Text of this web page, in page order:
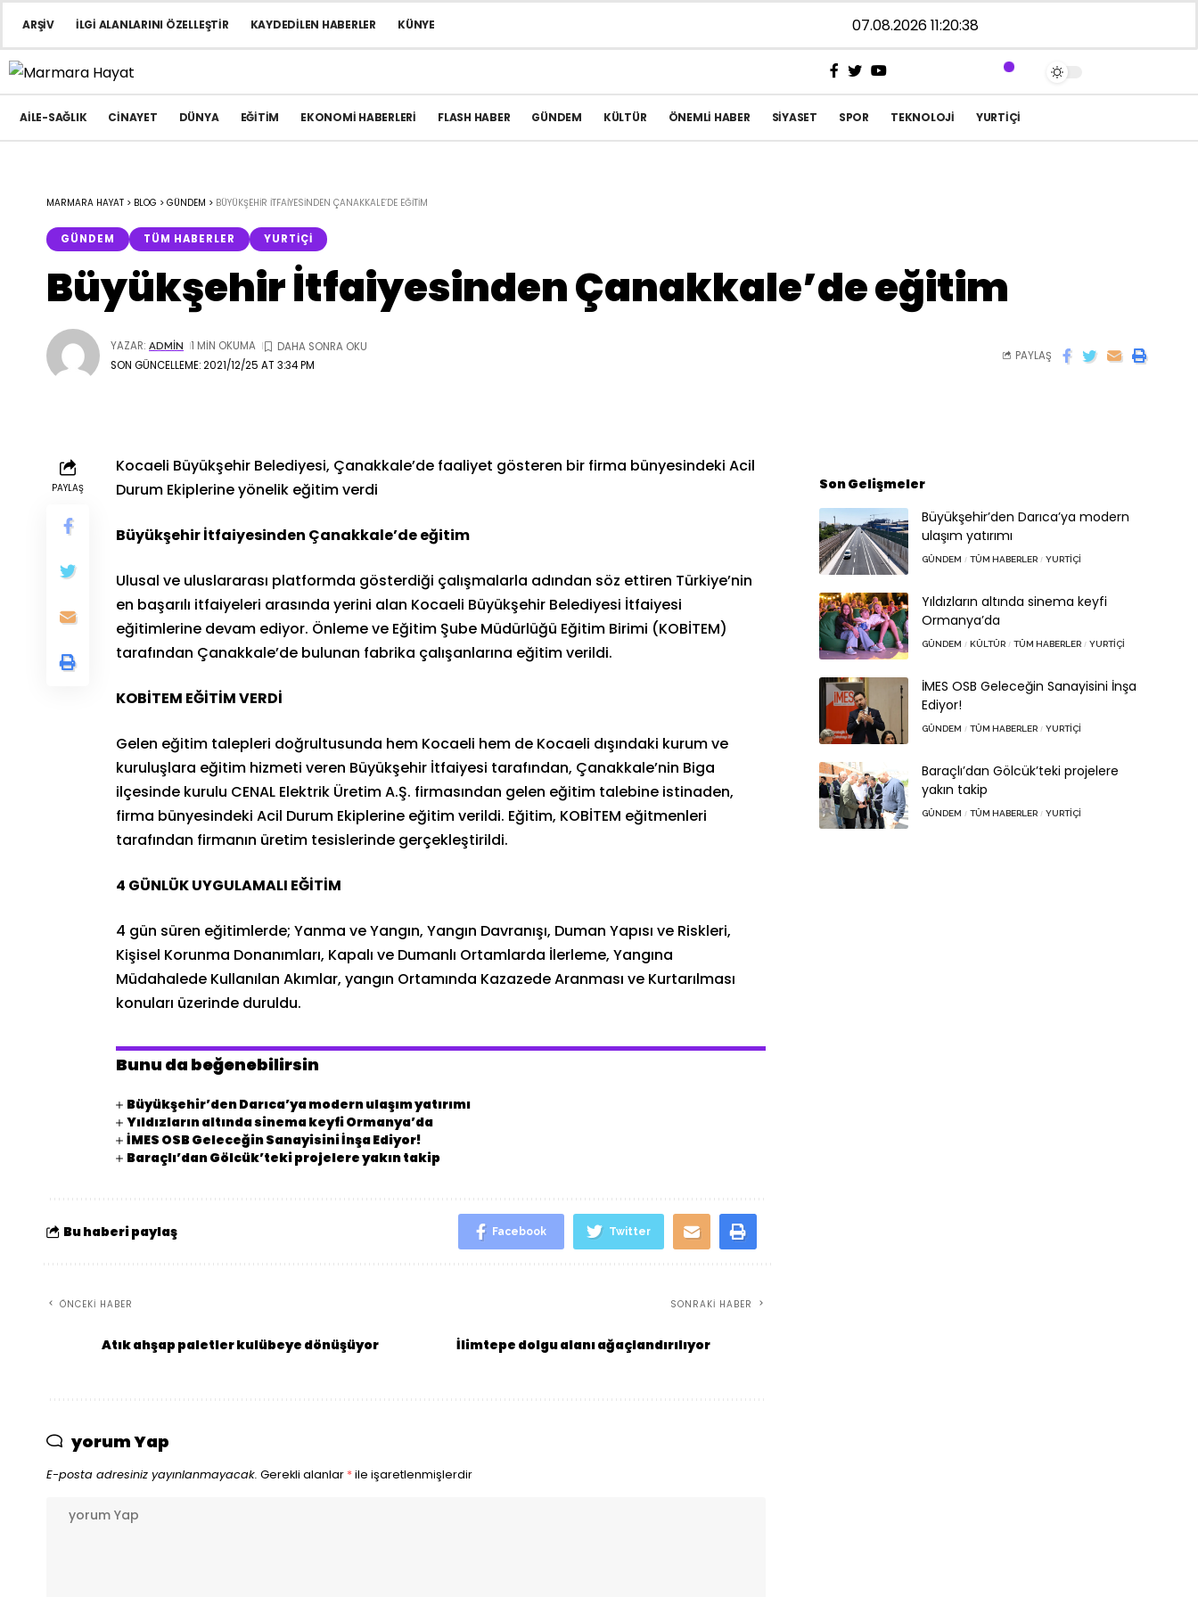
ARŞIV İLGI ALANLARINI ÖZELLEŞTIR KAYDEDILEN HABERLER KÜNYE 07.08.2026 11:20:38
AILE-SAĞLIK CINAYET DÜNYA EĞITIM EKONOMI HABERLERI FLASH HABER GÜNDEM KÜLTÜR ÖNEMLI HABER SIYASET SPOR TEKNOLOJI YURTIÇI
MARMARA HAYAT > BLOG > GÜNDEM > BÜYÜKŞEHIR İTFAIYESINDEN ÇANAKKALE’DE EĞITIM
GÜNDEM TÜM HABERLER YURTIÇI
Büyükşehir İtfaiyesinden Çanakkale’de eğitim
SON GÜNCELLEME: 2021/12/25 AT 3:34 PM
YAZAR: ADMIN 1 MIN OKUMA
PAYLAŞ
PAYLAŞ
Kocaeli Büyükşehir Belediyesi, Çanakkale’de faaliyet gösteren bir firma bünyesindeki Acil
Durum Ekiplerine yönelik eğitim verdi
Büyükşehir İtfaiyesinden Çanakkale’de eğitim
Ulusal ve uluslararası platformda gösterdiği çalışmalarla adından söz ettiren Türkiye’nin
en başarılı itfaiyeleri arasında yerini alan Kocaeli Büyükşehir Belediyesi İtfaiyesi
eğitimlerine devam ediyor. Önleme ve Eğitim Şube Müdürlüğü Eğitim Birimi (KOBİTEM)
tarafından Çanakkale’de bulunan fabrika çalışanlarına eğitim verildi.
KOBİTEM EĞİTİM VERDİ
Gelen eğitim talepleri doğrultusunda hem Kocaeli hem de Kocaeli dışındaki kurum ve
kuruluşlara eğitim hizmeti veren Büyükşehir İtfaiyesi tarafından, Çanakkale’nin Biga
ilçesinde kurulu CENAL Elektrik Üretim A.Ş. firmasından gelen eğitim talebine istinaden,
firma bünyesindeki Acil Durum Ekiplerine eğitim verildi. Eğitim, KOBİTEM eğitmenleri
tarafından firmanın üretim tesislerinde gerçekleştirildi.
4 GÜNLÜK UYGULAMALI EĞİTİM
4 gün süren eğitimlerde; Yanma ve Yangın, Yangın Davranışı, Duman Yapısı ve Riskleri,
Kişisel Korunma Donanımları, Kapalı ve Dumanlı Ortamlarda İlerleme, Yangına
Müdahalede Kullanılan Akımlar, yangın Ortamında Kazazede Aranması ve Kurtarılması
konuları üzerinde duruldu.
Bunu da beğenebilirsin
Büyükşehir’den Darıca’ya modern ulaşım yatırımı
Yıldızların altında sinema keyfi Ormanya’da
İMES OSB Geleceğin Sanayisini İnşa Ediyor!
Baraçlı’dan Gölcük’teki projelere yakın takip
Bu haberi paylaş Facebook Twitter
ÖNCEKI HABER
Atık ahşap paletler kulübeye dönüşüyor
SONRAKI HABER
İlimtepe dolgu alanı ağaçlandırılıyor
yorum Yap
E-posta adresiniz yayınlanmayacak. Gerekli alanlar *ile işaretlenmişlerdir
Son Gelişmeler
Büyükşehir’den Darıca’ya modern
ulaşım yatırımı
GÜNDEM TÜM HABERLER YURTIÇI
Yıldızların altında sinema keyfi
Ormanya’da
GÜNDEM KÜLTÜR TÜM HABERLER YURTIÇI
İMES OSB Geleceğin Sanayisini İnşa
Ediyor!
GÜNDEM TÜM HABERLER YURTIÇI
Baraçlı’dan Gölcük’teki projelere
yakın takip
GÜNDEM TÜM HABERLER YURTIÇI